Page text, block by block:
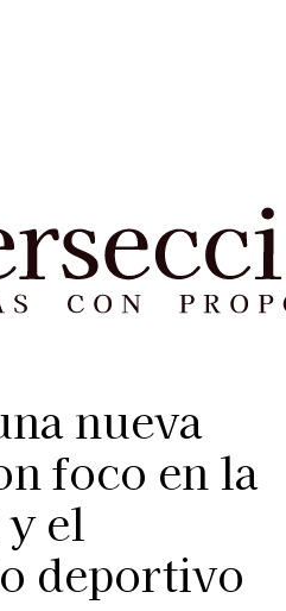
nueva
foco en la
el
deportivo